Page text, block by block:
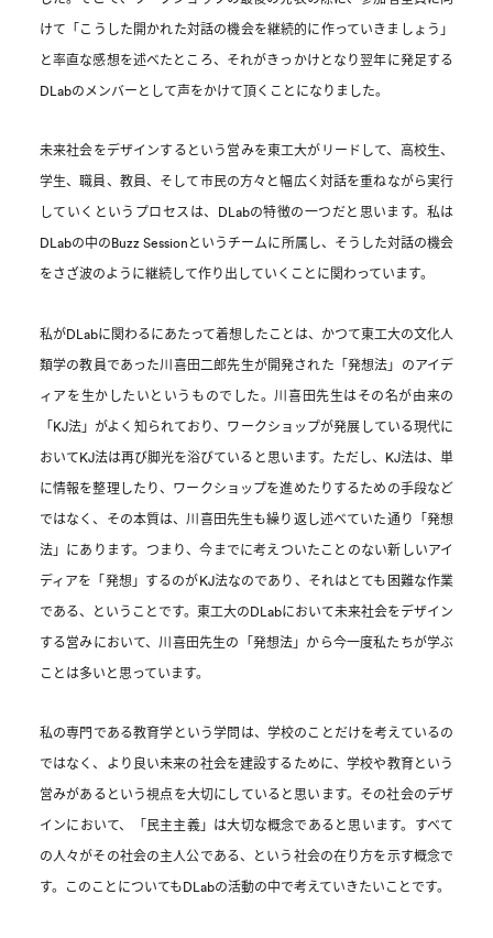
けて「こうした開かれた対話の機会を継続的に作っていきましょう」
と率直な感想を述べたところ、それがきっかけとなり翌年に発足する
DLabのメンバーとして声をかけて頂くことになりました。
未来社会をデザインするという営みを東工大がリードして、高校生、
学生、職員、教員、そして市民の方々と幅広く対話を重ねながら実行
していくというプロセスは、DLabの特徴の一つだと思います。私は
DLabの中のBuzz Sessionというチームに所属し、そうした対話の機会
をさざ波のように継続して作り出していくことに関わっています。
私がDLabに関わるにあたって着想したことは、かつて東工大の文化人
類学の教員であった川喜田二郎先生が開発された「発想法」のアイデ
ィアを生かしたいというものでした。川喜田先生はその名が由来の
「KJ法」がよく知られており、ワークショップが発展している現代に
おいてKJ法は再び脚光を浴びていると思います。ただし、KJ法は、単
に情報を整理したり、ワークショップを進めたりするための手段など
ではなく、その本質は、川喜田先生も繰り返し述べていた通り「発想
法」にあります。つまり、今までに考えついたことのない新しいアイ
ディアを「発想」するのがKJ法なのであり、それはとても困難な作業
である、ということです。東工大のDLabにおいて未来社会をデザイン
する営みにおいて、川喜田先生の「発想法」から今一度私たちが学ぶ
ことは多いと思っています。
私の専門である教育学という学問は、学校のことだけを考えているの
ではなく、より良い未来の社会を建設するために、学校や教育という
営みがあるという視点を大切にしていると思います。その社会のデザ
インにおいて、「民主主義」は大切な概念であると思います。すべて
の人々がその社会の主人公である、という社会の在り方を示す概念で
す。このことについてもDLabの活動の中で考えていきたいことです。